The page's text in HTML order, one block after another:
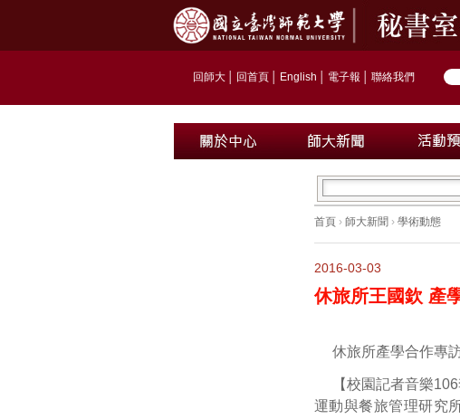
回師大 回首頁 English 電子報 聯絡我們
首頁 › 師大新聞 › 學術動態
2016-03-03
休旅所王國欽 產
休旅所產學合作專
【校園記者音樂
運動與餐旅管理研究